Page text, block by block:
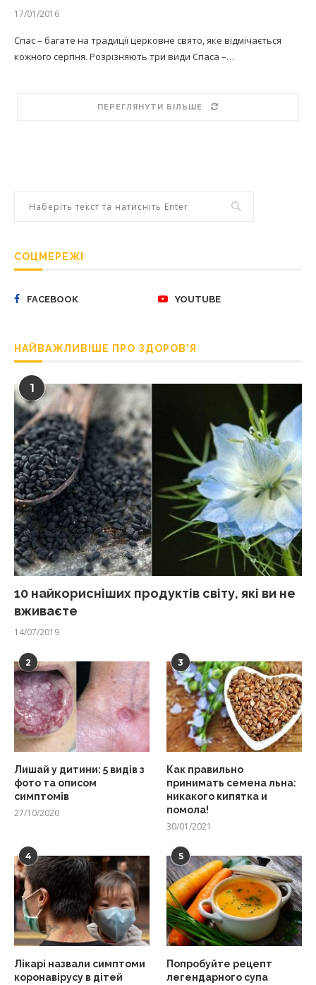
17/01/2016
Спас – багате на традиції церковне свято, яке відмічається
кожного серпня. Розрізняють три види Спаса –…
ПЕРЕГЛЯНУТИ БІЛЬШЕ
СОЦМЕРЕЖІ
FACEBOOK YOUTUBE
НАЙВАЖЛИВІШЕ ПРО ЗДОРОВ’Я
1
10 найкорисніших продуктів світу, які ви не
вживаєте
14/07/2019
2
Лишай у дитини: 5 видів з
фото та описом
симптомів
27/10/2020
3
Как правильно
принимать семена льна:
никакого кипятка и
помола!
30/01/2021
4
Лікарі назвали симптоми
коронавірусу в дітей
5
Попробуйте рецепт
легендарного супа